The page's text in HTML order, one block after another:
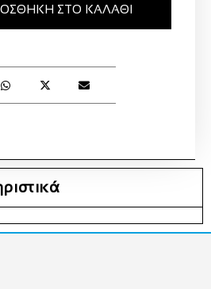
ΣΤΟ ΚΑΛΆΘΙ